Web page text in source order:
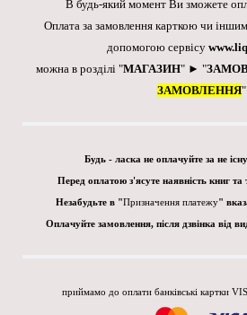
В будь-який момент Ви зможете
Оплата за замовлення карткою чи
допомогою сервісу
можна в розділі "МАГАЗИН" ► "
ЗАМОВЛЕННЯ"
Будь - ласка не оплачуйте за не
Перед оплатою з'ясуте наявність книг та
Незабудьте в "Призначення платежу"
Оплачуйте замовлення, після дзвінка
приймамо до оплати банківські картки